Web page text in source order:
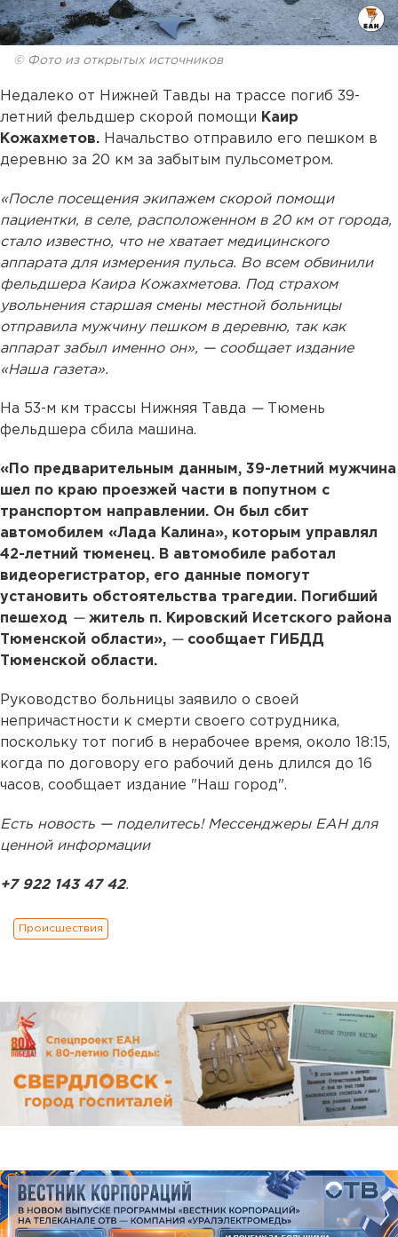
© Фото из открытых источников
Недалеко от Нижней Тавды на трассе погиб 39-
летний фельдшер скорой помощи Каир
Кожахметов. Начальство отправило его пешком в
деревню за 20 км за забытым пульсометром.
«После посещения экипажем скорой помощи
пациентки, в селе, расположенном в 20 км от города,
стало известно, что не хватает медицинского
аппарата для измерения пульса. Во всем обвинили
фельдшера Каира Кожахметова. Под страхом
увольнения старшая смены местной больницы
отправила мужчину пешком в деревню, так как
аппарат забыл именно он», — сообщает издание
«Наша газета».
На 53-м км трассы Нижняя Тавда —Тюмень
фельдшера сбила машина.
«По предварительным данным, 39-летний мужчина
шел по краю проезжей части в попутном с
транспортом направлении. Он был сбит
автомобилем «Лада Калина», которым управлял
42-летний тюменец. В автомобиле работал
видеорегистратор, его данные помогут
установить обстоятельства трагедии. Погибший
пешеход —житель п. Кировский Исетского района
Тюменской области», —сообщает ГИБДД
Тюменской области.
Руководство больницы заявило о своей
непричастности к смерти своего сотрудника,
поскольку тот погиб в нерабочее время, около 18:15,
когда по договору его рабочий день длился до 16
часов, сообщает издание "Наш город".
Есть новость — поделитесь! Мессенджеры ЕАН для
ценной информации
+7 922 143 47 42.
Происшествия